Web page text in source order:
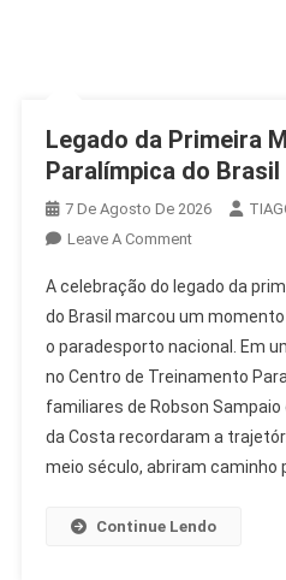
Legado da Primeira
Paralímpica do Brasil
7 De Agosto De 2026
Leave A CommentOn
Da
Primeira
Medalha
Paralímpica
Do
Brasil
Celebrado
A celebração do legado da
do Brasil marcou um
o paradesporto nacional. Em
no Centro de Treinamento
familiares de Robson Sampaio
da Costa recordaram a
meio século, abriram caminho
Continue Lendo